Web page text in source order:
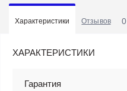
Характеристики Отзывов 0
ХАРАКТЕРИСТИКИ
Гарантия